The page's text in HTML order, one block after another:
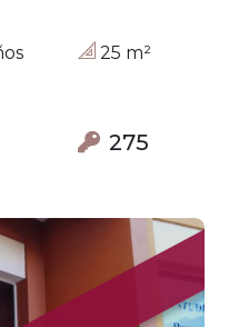
25 m²
275